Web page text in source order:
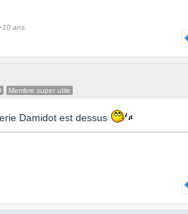
ans.
Membre super utile
Damidot est dessus